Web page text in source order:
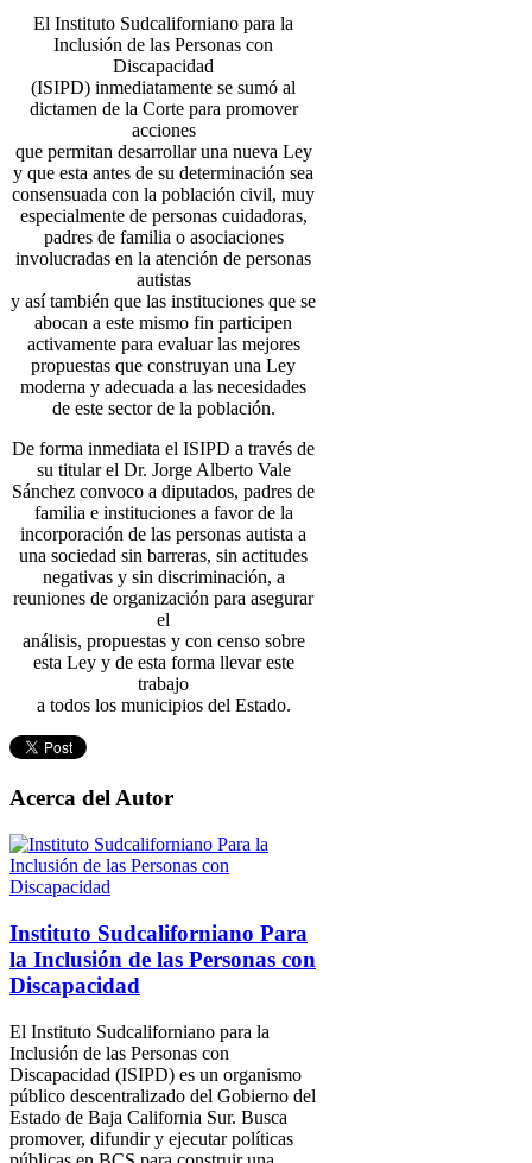
El Instituto Sudcaliforniano para la
Inclusión de las Personas con
Discapacidad
(ISIPD) inmediatamente se sumó al
dictamen de la Corte para promover
acciones
que permitan desarrollar una nueva Ley
y que esta antes de su determinación sea
consensuada con la población civil, muy
especialmente de personas cuidadoras,
padres de familia o asociaciones
involucradas en la atención de personas
autistas
y así también que las instituciones que se
abocan a este mismo fin participen
activamente para evaluar las mejores
propuestas que construyan una Ley
moderna y adecuada a las necesidades
de este sector de la población.
De forma inmediata el ISIPD a través de
su titular el Dr. Jorge Alberto Vale
Sánchez convoco a diputados, padres de
familia e instituciones a favor de la
incorporación de las personas autista a
una sociedad sin barreras, sin actitudes
negativas y sin discriminación, a
reuniones de organización para asegurar
el
análisis, propuestas y con censo sobre
esta Ley y de esta forma llevar este
trabajo
a todos los municipios del Estado.
Acerca del Autor
Instituto Sudcaliforniano Para
la Inclusión de las Personas con
Discapacidad
El Instituto Sudcaliforniano para la
Inclusión de las Personas con
Discapacidad (ISIPD) es un organismo
público descentralizado del Gobierno del
Estado de Baja California Sur. Busca
promover, difundir y ejecutar políticas